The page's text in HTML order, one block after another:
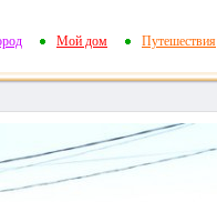
Мой дом Путешествия